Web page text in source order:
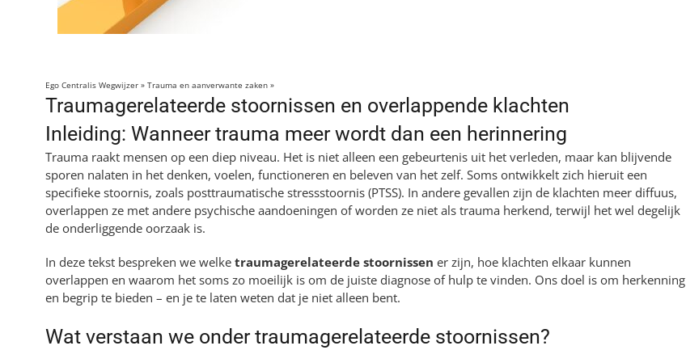
Ego Centralis Wegwijzer» Trauma en aanverwante zaken»
Traumagerelateerde stoornissen en overlappende klachten
Inleiding: Wanneer trauma meer wordt dan een herinnering
Trauma raakt mensen op een diep niveau. Het is niet alleen een gebeurtenis uit het verleden, maar kan blijvende
sporen nalaten in het denken, voelen, functioneren en beleven van het zelf. Soms ontwikkelt zich hieruit een
specifieke stoornis, zoals posttraumatische stressstoornis (PTSS). In andere gevallen zijn de klachten meer diffuus,
overlappen ze met andere psychische aandoeningen of worden ze niet als trauma herkend, terwijl het wel degelijk
de onderliggende oorzaak is.
In deze tekst bespreken we welke traumagerelateerde stoornissen er zijn, hoe klachten elkaar kunnen
overlappen en waarom het soms zo moeilijk is om de juiste diagnose of hulp te vinden. Ons doel is om herkenning
en begrip te bieden – en je te laten weten dat je niet alleen bent.
Wat verstaan we onder traumagerelateerde stoornissen?